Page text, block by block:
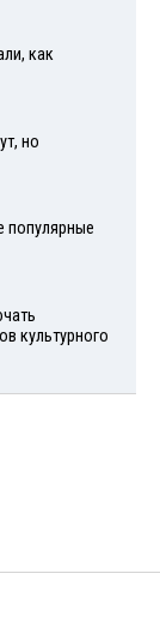
как
но
популярные
культурного